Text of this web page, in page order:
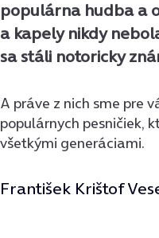
populárna hudba a
a kapely nikdy
sa stáli notoricky
A práve z nich sme pre
populárnych pesničiek,
všetkými generáciami.
František Krištof